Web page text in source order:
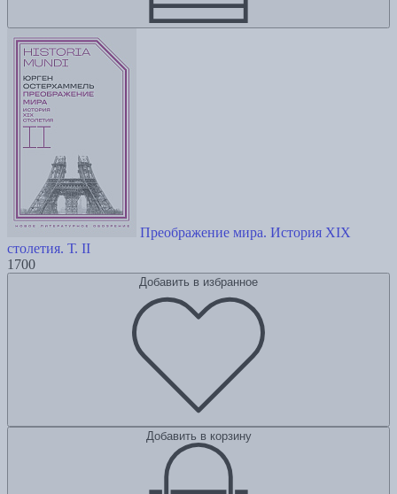
Преображение мира. История XIX
столетия. Т. II
1700
Добавить в избранное
Добавить в корзину